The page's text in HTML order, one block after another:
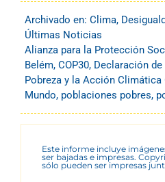
Archivado en: Clima,
Últimas Noticias
Alianza para la Protección
Belém, COP30, Declaración
Pobreza y la Acción Climática
Mundo, poblaciones pobres,
Este informe incluye
ser bajadas e impresas.
sólo pueden ser impresas